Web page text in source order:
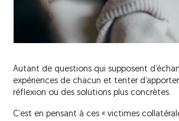
réadaptation (SSR)
Évaluations pluridisciplinaires
de l’AVC
Structures de soins de
(SLD) et structures médico-
Les aides financières
Le Bus AVC parcourt l’Île de
AVCm2
Concerts France AVC
Actions avec les pharmaciens
Autant de questions qui supposent
expériences de chacun et tenter
réflexion ou des solutions plus concrètes.
C’est en pensant à ces « victimes